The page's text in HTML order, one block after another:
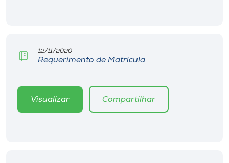
12/11/2020
Requerimento de Matrícula
Visualizar Compartilhar